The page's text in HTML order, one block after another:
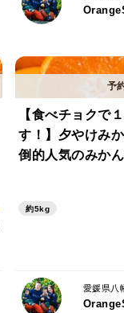
【食べチョクで
す！】夕やけみ
倒的人気のみかん
約5kg
愛媛県八